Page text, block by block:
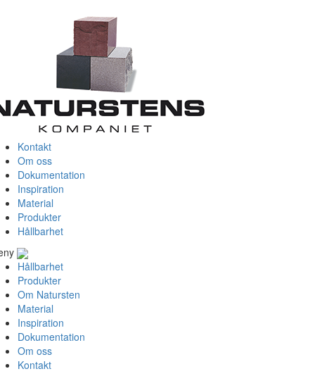
Kontakt
Om oss
Dokumentation
Inspiration
Material
Produkter
Hållbarhet
Hållbarhet
Produkter
Om Natursten
Material
Inspiration
Dokumentation
Om oss
Kontakt